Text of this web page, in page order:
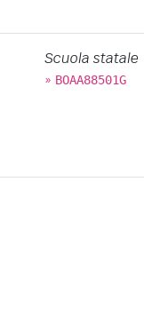
Scuola statale
» BOAA88501G